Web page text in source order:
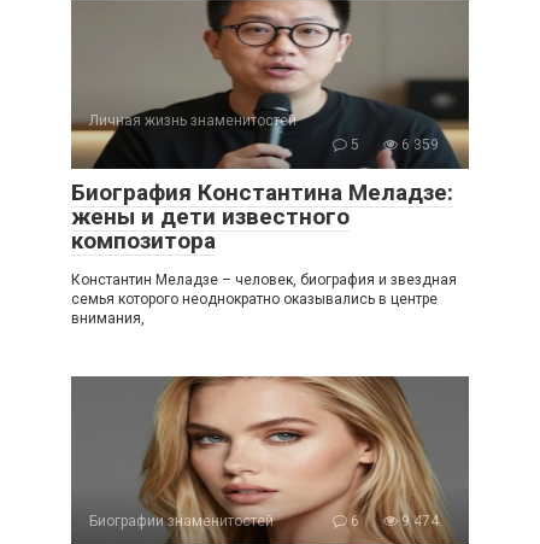
Личная жизнь знаменитостей
5
6 359
Биография Константина Меладзе:
жены и дети известного
композитора
Константин Меладзе – человек, биография и звездная
семья которого неоднократно оказывались в центре
внимания,
Биографии знаменитостей 6 9 474